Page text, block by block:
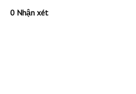
0 Nhận xét